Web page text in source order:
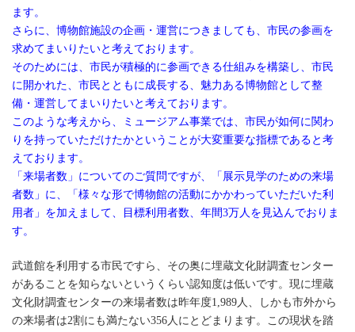
ます。
さらに、博物館施設の企画・運営につきましても、市民の参画を
求めてまいりたいと考えております。
そのためには、市民が積極的に参画できる仕組みを構築し、市民
に開かれた、市民とともに成長する、魅力ある博物館として整
備・運営してまいりたいと考えております。
このような考えから、ミュージアム事業では、市民が如何に関わ
りを持っていただけたかということが大変重要な指標であると考
えております。
「来場者数」についてのご質問ですが、「展示見学のための来場
者数」に、「様々な形で博物館の活動にかかわっていただいた利
用者」を加えまして、目標利用者数、年間3万人を見込んでおりま
す。
武道館を利用する市民ですら、その奥に埋蔵文化財調査センター
があることを知らないというくらい認知度は低いです。現に埋蔵
文化財調査センターの来場者数は昨年度1,989人、しかも市外から
の来場者は2割にも満たない356人にとどまります。この現状を踏